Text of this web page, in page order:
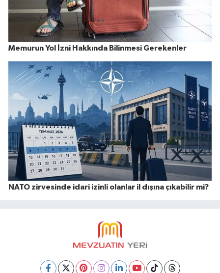
Memurun Yol İzni Hakkında Bilinmesi Gerekenler
NATO zirvesinde idari izinli olanlar il dışına çıkabilir mi?